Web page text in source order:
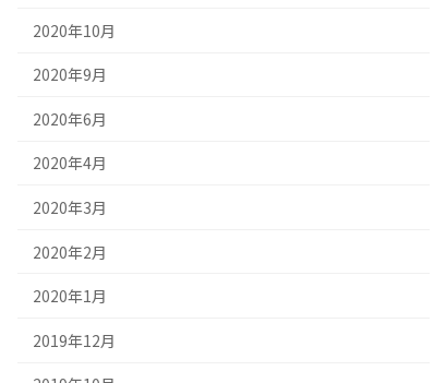
2020年10月
2020年9月
2020年6月
2020年4月
2020年3月
2020年2月
2020年1月
2019年12月